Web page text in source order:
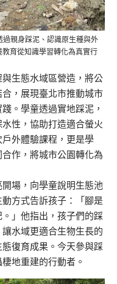
過親身踩泥、認識原生種與外
育從知識學習轉化為真實行
生態水域區營造，將公
，展現臺北市推動城市
。學童透過實地踩泥，
性，協助打造適合螢火
外體驗課程，更是學
作，將城市公園轉化為
場，向學童說明生態池
方式告訴孩子：「腳是
」他指出，孩子們的踩
水域更適合生物生長的
復育成果。今天參與踩
地重建的行動者。